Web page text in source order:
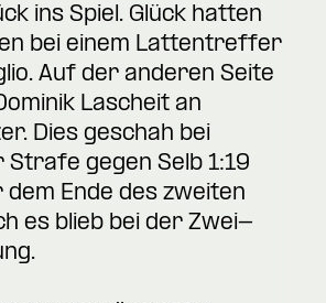
ins Spiel. Glück hatten
bei einem Lattentreffer
Auf der anderen Seite
Lascheit an
Dies geschah bei
Strafe gegen Selb 1:19
Ende des zweiten
es blieb bei der Zwei-